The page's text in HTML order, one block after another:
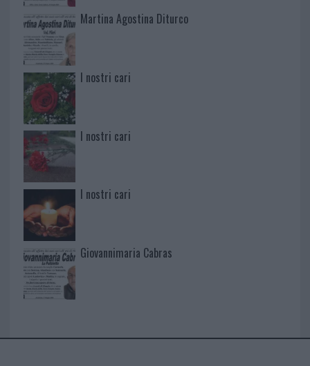
Martina Agostina Diturco
I nostri cari
I nostri cari
I nostri cari
Giovannimaria Cabras